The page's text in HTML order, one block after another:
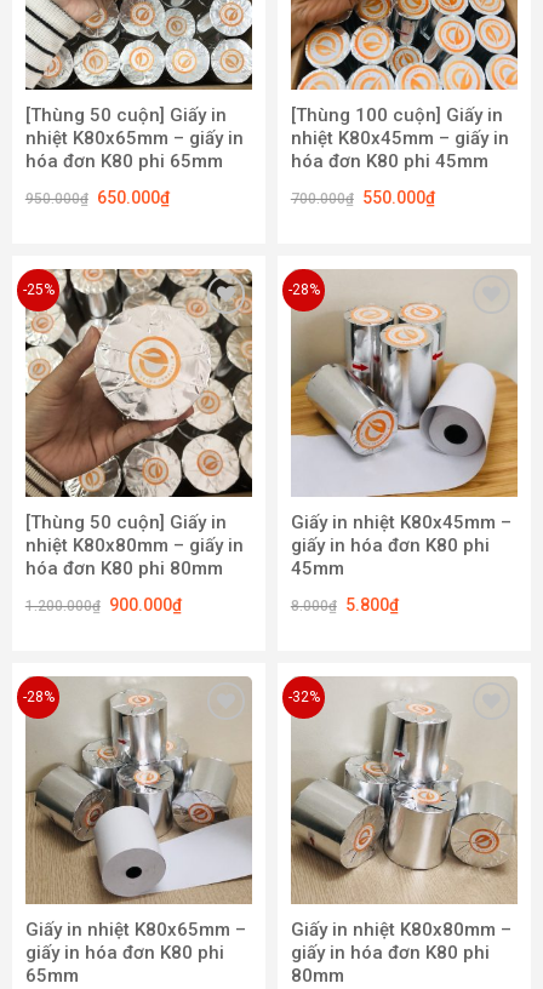
[Thùng 50 cuộn] Giấy in
nhiệt K80x65mm – giấy in
hóa đơn K80 phi 65mm
950.000₫ 650.000₫
[Thùng 100 cuộn] Giấy in
nhiệt K80x45mm – giấy in
hóa đơn K80 phi 45mm
700.000₫ 550.000₫
-25%
Add to
wishlist
[Thùng 50 cuộn] Giấy in
nhiệt K80x80mm – giấy in
hóa đơn K80 phi 80mm
1.200.000₫ 900.000₫
-28%
Giấy in nhiệt K80x45mm –
giấy in hóa đơn K80 phi
45mm
8.000₫ 5.800₫
-28%
wishlist
Giấy in nhiệt K80x65mm –
giấy in hóa đơn K80 phi
65mm
-32%
Giấy in nhiệt K80x80mm –
giấy in hóa đơn K80 phi
80mm